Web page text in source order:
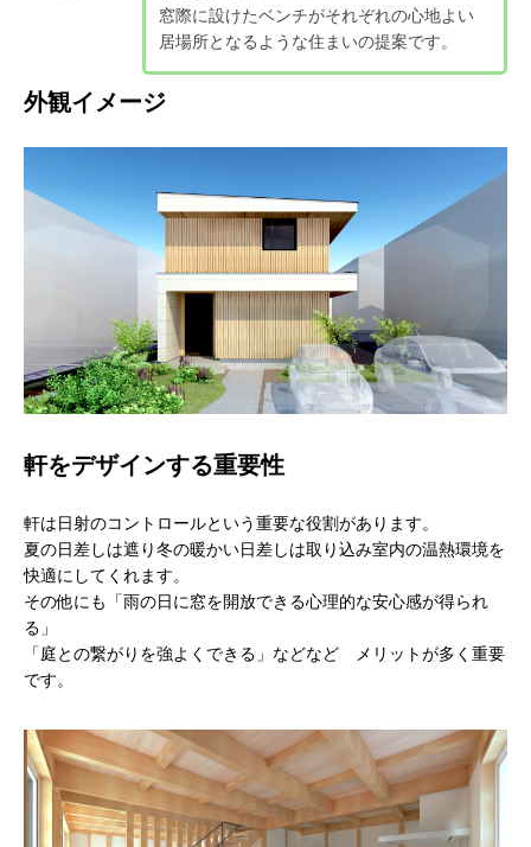
窓際に設けたベンチがそれぞれの心地よい
居場所となるような住まいの提案です。
外観イメージ
軒をデザインする重要性
軒は日射のコントロールという重要な役割があります。
夏の日差しは遮り冬の暖かい日差しは取り込み室内の温熱環境を
快適にしてくれます。
その他にも「雨の日に窓を開放できる心理的な安心感が得られ
る」
「庭との繋がりを強よくできる」などなど メリットが多く重要
です。